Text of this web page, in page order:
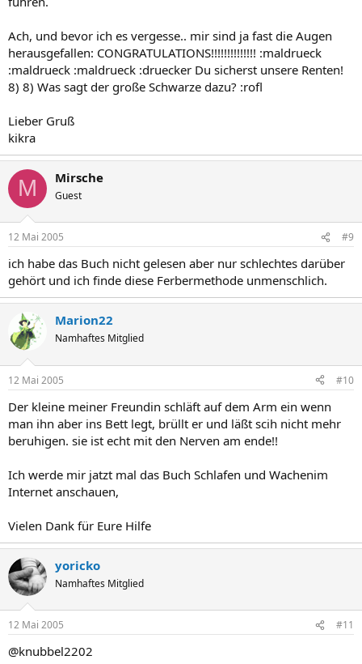
Ach, und bevor ich es vergesse.. mir sind ja fast die Augen
herausgefallen: CONGRATULATIONS!!!!!!!!!!!!!! :maldrueck
:maldrueck :maldrueck :druecker Du sicherst unsere Renten!
8) 8) Was sagt der große Schwarze dazu? :rofl
Lieber Gruß
kikra
M Mirsche
Guest
12 Mai 2005 #9
ich habe das Buch nicht gelesen aber nur schlechtes darüber
gehört und ich finde diese Ferbermethode unmenschlich.
Marion22
Namhaftes Mitglied
12 Mai 2005 #10
Der kleine meiner Freundin schläft auf dem Arm ein wenn
man ihn aber ins Bett legt, brüllt er und läßt scih nicht mehr
beruhigen. sie ist echt mit den Nerven am ende!!
Ich werde mir jatzt mal das Buch Schlafen und Wachenim
Internet anschauen,
Vielen Dank für Eure Hilfe
yoricko
Namhaftes Mitglied
12 Mai 2005 #11
@knubbel2202